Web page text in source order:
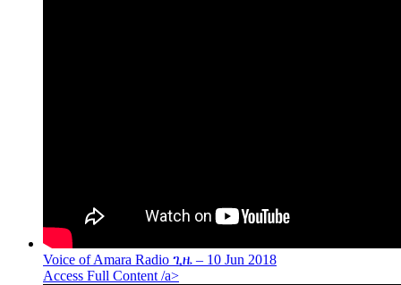
Voice of Amara Radio ጊዜ – 10 Jun 2018
Access Full Content /a>